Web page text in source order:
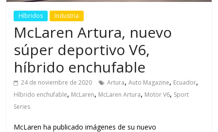
Híbridos Industria
McLaren Artura, nuevo
súper deportivo V6,
híbrido enchufable
24 de noviembre de 2020 Artura,Auto Magazine, Ecuador,
Híbrido enchufable, McLaren, McLaren Artura, Motor V6, Sport
Series
McLaren ha publicado imágenes de su nuevo